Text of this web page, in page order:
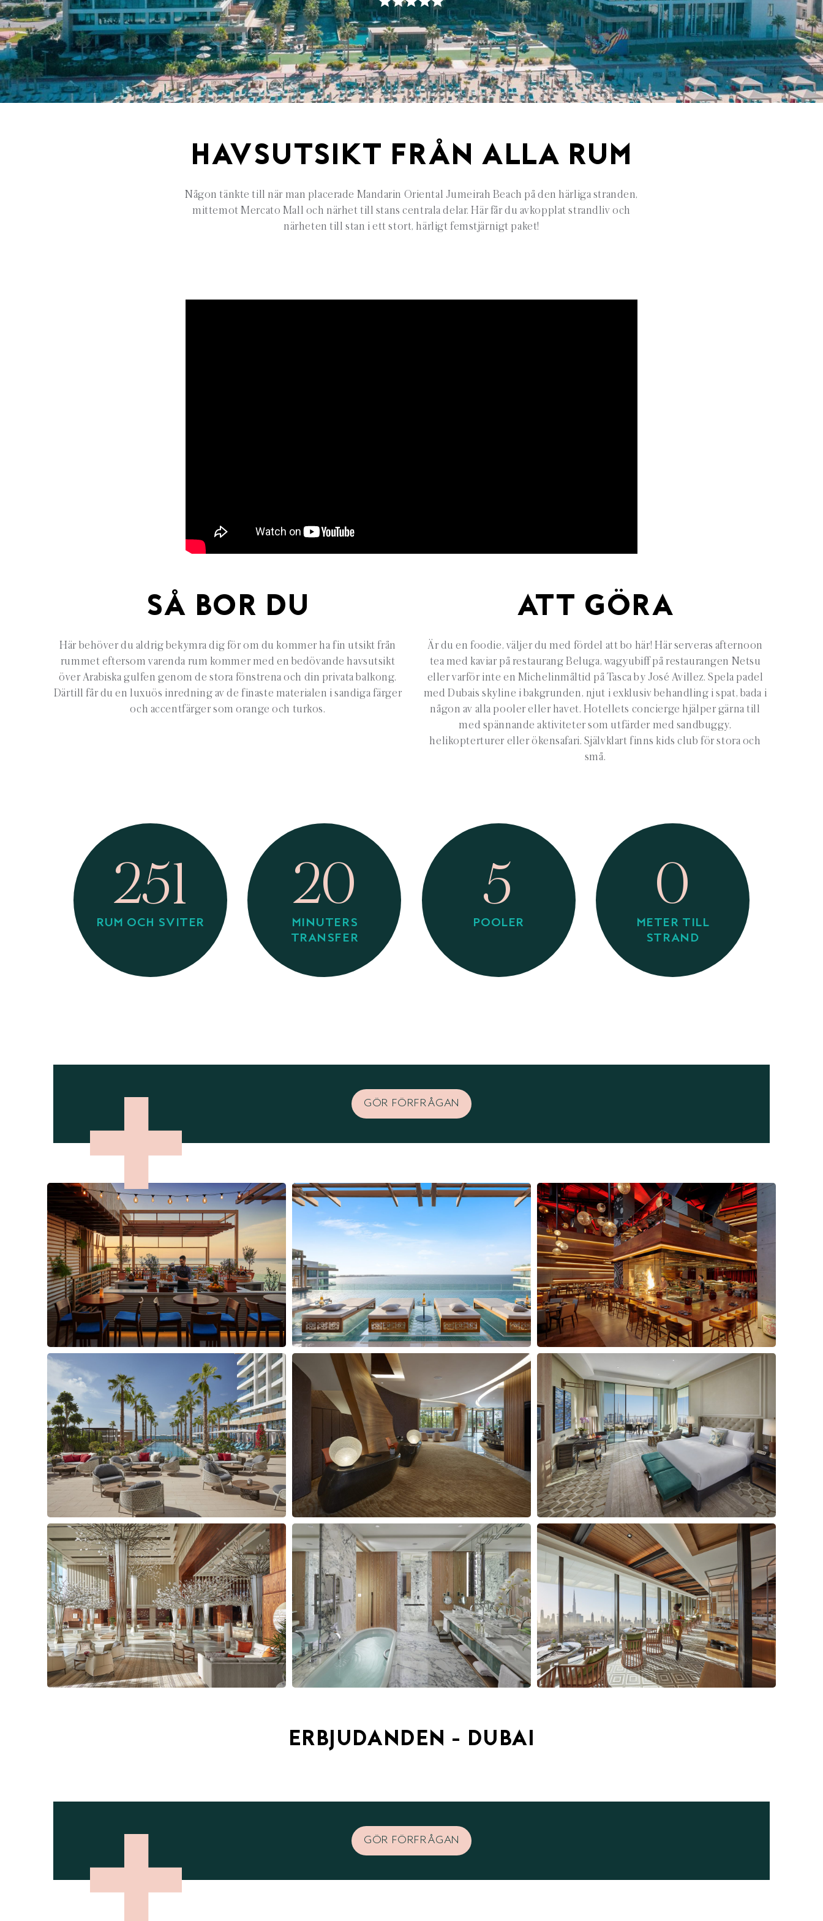
HAVSUTSIKT FRÅN ALLA RUM
Någon tänkte till när man placerade Mandarin Oriental Jumeirah Beach på den härliga stranden,
mittemot Mercato Mall och närhet till stans centrala delar. Här får du avkopplat strandliv och
närheten till stan i ett stort, härligt femstjärnigt paket!
SÅ BOR DU
Här behöver du aldrig bekymra dig för om du kommer ha fin utsikt från
rummet eftersom varenda rum kommer med en bedövande havsutsikt
över Arabiska gulfen genom de stora fönstrena och din privata balkong.
Därtill får du en luxuös inredning av de finaste materialen i sandiga färger
och accentfärger som orange och turkos.
ATT GÖRA
Är du en foodie, väljer du med fördel att bo här! Här serveras afternoon
tea med kaviar på restaurang Beluga, wagyubiff på restaurangen Netsu
eller varför inte en Michelinmåltid på Tasca by José Avillez. Spela padel
med Dubais skyline i bakgrunden, njut i exklusiv behandling i spat, bada i
någon av alla pooler eller havet. Hotellets concierge hjälper gärna till
med spännande aktiviteter som utfärder med sandbuggy,
helikopterturer eller ökensafari. Självklart finns kids club för stora och
små.
251
RUM OCH SVITER
20
MINUTERS
TRANSFER
5
POOLER
0
METER TILL
STRAND
GÖR FÖRFRÅGAN
ERBJUDANDEN - DUBAI
GÖR FÖRFRÅGAN